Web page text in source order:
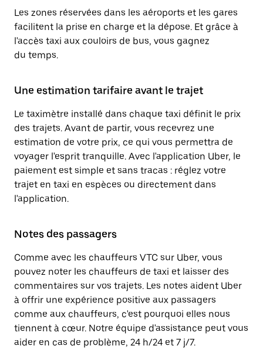
Les zones réservées dans les aéroports et les gares
facilitent la prise en charge et la dépose. Et grâce à
l'accès taxi aux couloirs de bus, vous gagnez
du temps.
Une estimation tarifaire avant le trajet
Le taximètre installé dans chaque taxi définit le prix
des trajets. Avant de partir, vous recevrez une
estimation de votre prix, ce qui vous permettra de
voyager l'esprit tranquille. Avec l'application Uber, le
paiement est simple et sans tracas : réglez votre
trajet en taxi en espèces ou directement dans
l'application.
Notes des passagers
Comme avec les chauffeurs VTC sur Uber, vous
pouvez noter les chauffeurs de taxi et laisser des
commentaires sur vos trajets. Les notes aident Uber
à offrir une expérience positive aux passagers
comme aux chauffeurs, c'est pourquoi elles nous
tiennent à cœur. Notre équipe d'assistance peut vous
aider en cas de problème, 24 h/24 et 7 j/7.